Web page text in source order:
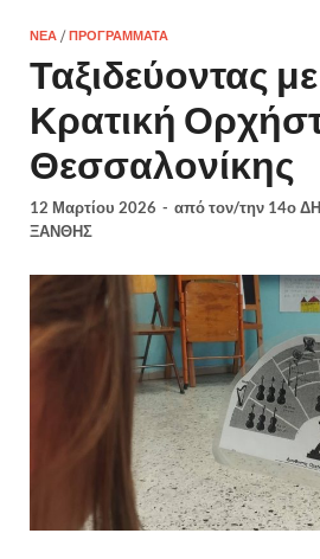
ΝΈΑ /ΠΡΟΓΡΆΜΜΑΤΑ
Ταξιδεύοντας
Κρατική
Θεσσαλονίκης
12 Μαρτίου 2026 - από τον/την 14ο
ΞΑΝΘΗΣ